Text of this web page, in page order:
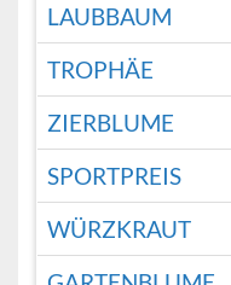
LAUBBAUM
TROPHÄE
ZIERBLUME
SPORTPREIS
WÜRZKRAUT